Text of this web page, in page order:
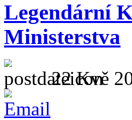
Legendární
Ministerstva
22 Kvě